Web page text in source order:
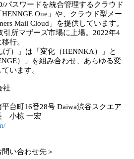
パスワードを統合管理するクラウド
One」や、クラウド型メー
Mail Cloud」を提供しています。
引所マザーズ市場に上場。2022年4
行。
げ）」は「変化（HENNKA）」と
）」を組み合わせ、あらゆる変
います。
社
台町16番28号 Daiwa渋谷スクエア
小椋 一宏
い合わせ先＞